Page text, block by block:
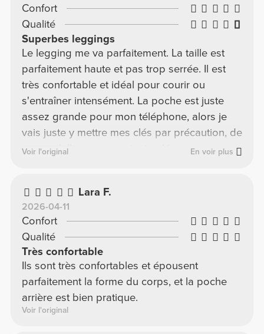
Confort
Qualité
Superbes leggings
Le legging me va parfaitement. La taille est
parfaitement haute et pas trop serrée. Il est
très confortable et idéal pour courir ou
s'entraîner intensément. La poche est juste
assez grande pour mon téléphone, alors je
vais juste y mettre mes clés par précaution, de
peur qu'elles ne me soient volées.
Voir l'original En voir plus
Lara F.
2026-04-11
Confort
Qualité
Très confortable
Ils sont très confortables et épousent
parfaitement la forme du corps, et la poche
arrière est bien pratique.
Voir l'original